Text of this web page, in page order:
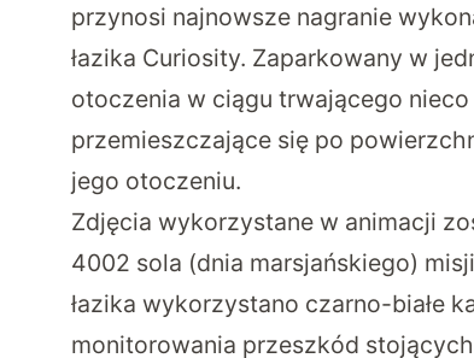
przynosi najnowsze nagranie
łazika Curiosity. Zaparkowany w
otoczenia w ciągu trwającego
przemieszczające się po
jego otoczeniu.
Zdjęcia wykorzystane w animacji
4002 sola (dnia marsjańskiego)
łazika wykorzystano czarno-białe
monitorowania przeszkód